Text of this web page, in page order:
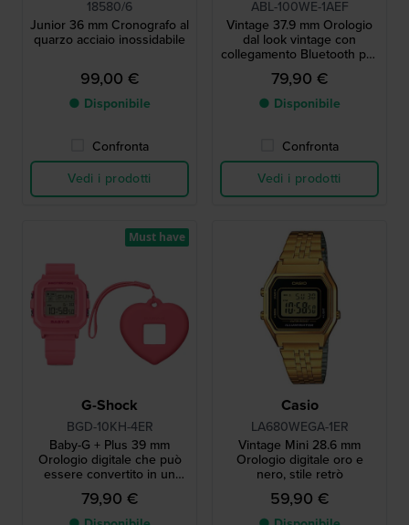
18580/6
Junior 36 mm Cronografo al
quarzo acciaio inossidabile
99,00 €
● Disponibile
Confronta
Vedi i prodotti
ABL-100WE-1AEF
Vintage 37.9 mm Orologio
dal look vintage con
collegamento Bluetooth per
smartphone
79,90 €
● Disponibile
Confronta
Vedi i prodotti
G-Shock
BGD-10KH-4ER
Baby-G + Plus 39 mm
Orologio digitale che può
essere convertito in un
ciondolo
79,90 €
Must have
Casio
LA680WEGA-1ER
Vintage Mini 28.6 mm
Orologio digitale oro e
nero, stile retrò
59,90 €